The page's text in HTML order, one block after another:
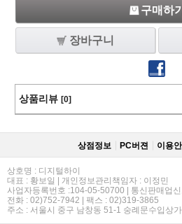
구매하기
장바구니
상품리뷰 [0]
상점정보 PC버젼 이용
상호명 : 디지털하이
대표 : 황보일 | 개인정보관리책임자 : 이정민
사업자등록번호 :104-05-50700 | 통신판매업
전화 : 02)752-7942 | 팩스 : 02)319-3865
주소 : 서울시 중구 남창동 51-1 숭례문수입상